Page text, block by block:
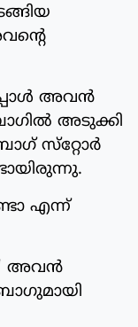
അവന്‍
അടുക്കി
സ്‌റ്റോര്‍
എന്ന്
അവന്‍
ബാഗുമായി